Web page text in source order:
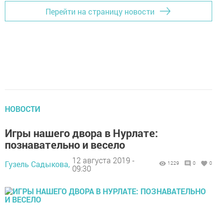
Перейти на страницу новости
НОВОСТИ
Игры нашего двора в Нурлате:
познавательно и весело
Гузель Садыкова, 12 августа 2019 -
09:30
1229 0 0